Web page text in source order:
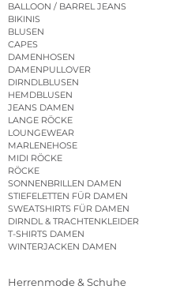
BALLOON / BARREL JEANS
BIKINIS
BLUSEN
CAPES
DAMENHOSEN
DAMENPULLOVER
DIRNDLBLUSEN
HEMDBLUSEN
JEANS DAMEN
LANGE RÖCKE
LOUNGEWEAR
MARLENEHOSE
MIDI RÖCKE
RÖCKE
SONNENBRILLEN DAMEN
STIEFELETTEN FÜR DAMEN
SWEATSHIRTS FÜR DAMEN
DIRNDL & TRACHTENKLEIDER
T-SHIRTS DAMEN
WINTERJACKEN DAMEN
Herrenmode & Schuhe